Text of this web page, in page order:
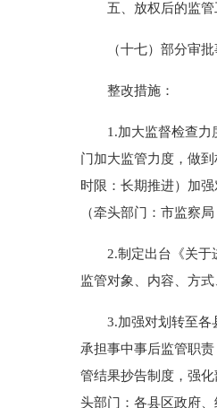
五、放权后的监管
（十七）部分审批事
整改措施：
1.加大监督检查力度
门加大监管力度，做
时限：长期推进）加
（牵头部门：市监察
2.制定出台《关于进
监管对象、内容、方
3.加强对划转至各县
承担事中事后监管职
管结果抄告制度，强
头部门：各县区政府